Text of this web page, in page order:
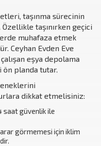
taşınma sürecinin
taşınırken geçici
muhafaza etmek
Ceyhan Evden Eve
eşya depolama
ön planda tutar.
dikkat etmelisiniz:
saat güvenlik ile
görmemesi için iklim